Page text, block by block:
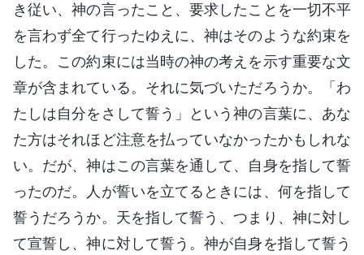
き従い、神の言ったこと、要求したことを一切不平
を言わず全て行ったゆえに、神はそのような約束を
した。この約束には当時の神の考えを示す重要な文
章が含まれている。それに気づいただろうか。「わ
たしは自分をさして誓う」という神の言葉に、あな
た方はそれほど注意を払っていなかったかもしれな
い。だが、神はこの言葉を通して、自身を指して誓
ったのだ。人が誓いを立てるときには、何を指して
誓うだろうか。天を指して誓う、つまり、神に対し
て宣誓し、神に対して誓う。神が自身を指して誓う